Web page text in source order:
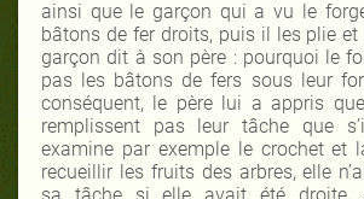
ainsi que le garçon qui a vu le
bâtons de fer droits, puis il les plie
garçon dit à son père : pourquoi le
pas les bâtons de fers sous leur
conséquent, le père lui a appris
remplissent pas leur tâche que
examine par exemple le crochet et
recueillir les fruits des arbres, elle
sa tâche si elle avait été droite.